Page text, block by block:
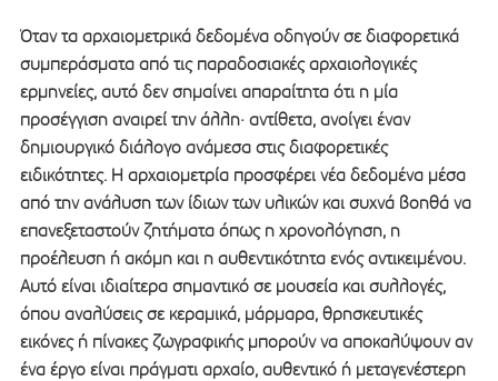
Όταν τα αρχαιομετρικά δεδομένα οδηγούν σε διαφορετικά
συμπεράσματα από τις παραδοσιακές αρχαιολογικές
ερμηνείες, αυτό δεν σημαίνει απαραίτητα ότι η μία
προσέγγιση αναιρεί την άλλη· αντίθετα, ανοίγει έναν
δημιουργικό διάλογο ανάμεσα στις διαφορετικές
ειδικότητες. Η αρχαιομετρία προσφέρει νέα δεδομένα μέσα
από την ανάλυση των ίδιων των υλικών και συχνά βοηθά να
επανεξεταστούν ζητήματα όπως η χρονολόγηση, η
προέλευση ή ακόμη και η αυθεντικότητα ενός αντικειμένου.
Αυτό είναι ιδιαίτερα σημαντικό σε μουσεία και συλλογές,
όπου αναλύσεις σε κεραμικά, μάρμαρα, θρησκευτικές
εικόνες ή πίνακες ζωγραφικής μπορούν να αποκαλύψουν αν
ένα έργο είναι πράγματι αρχαίο, αυθεντικό ή μεταγενέστερη